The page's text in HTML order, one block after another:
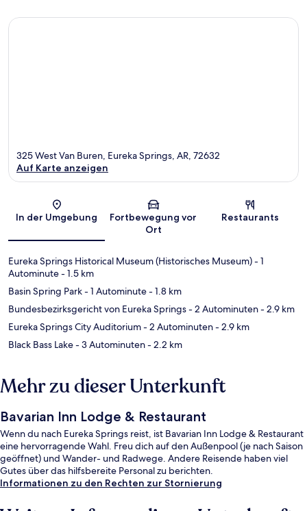
Karte
325 West Van Buren, Eureka Springs, AR, 72632
Auf Karte anzeigen
In der Umgebung
Fortbewegung vor
Ort
Restaurants
Eureka Springs Historical Museum (Historisches Museum)- 1
Autominute- 1.5 km
Basin Spring Park- 1 Autominute- 1.8 km
Bundesbezirksgericht von Eureka Springs- 2 Autominuten- 2.9 km
Eureka Springs City Auditorium- 2 Autominuten- 2.9 km
Black Bass Lake- 3 Autominuten- 2.2 km
Mehr zu dieser Unterkunft
Bavarian Inn Lodge & Restaurant
Wenn du nach Eureka Springs reist, ist Bavarian Inn Lodge & Restaurant
eine hervorragende Wahl. Freu dich auf den Außenpool (je nach Saison
geöffnet) und Wander- und Radwege. Andere Reisende haben viel
Gutes über das hilfsbereite Personal zu berichten.
Informationen zu den Rechten zur Stornierung